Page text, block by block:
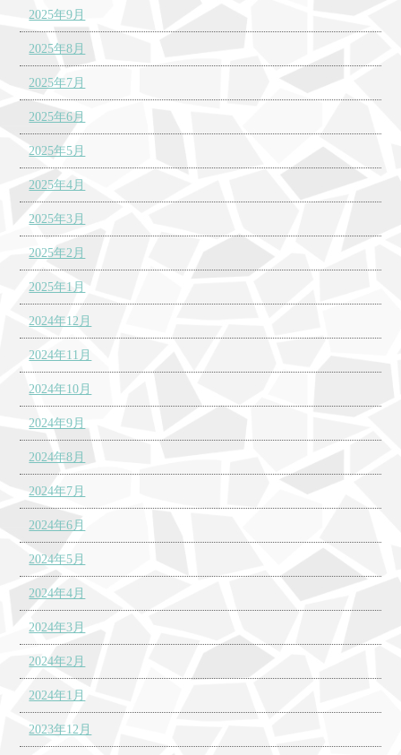
2025年9月
2025年8月
2025年7月
2025年6月
2025年5月
2025年4月
2025年3月
2025年2月
2025年1月
2024年12月
2024年11月
2024年10月
2024年9月
2024年8月
2024年7月
2024年6月
2024年5月
2024年4月
2024年3月
2024年2月
2024年1月
2023年12月